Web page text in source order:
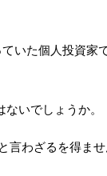
いた個人投資家
いでしょうか。
わざるを得ませ